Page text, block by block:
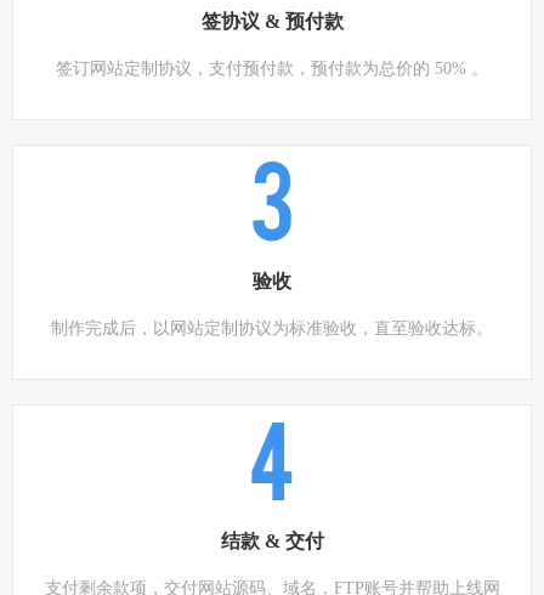
签协议 & 预付款
签订网站定制协议，支付预付款，预付款为总价的 50% 。
3
验收
制作完成后，以网站定制协议为标准验收，直至验收达标。
4
结款 & 交付
支付剩余款项，交付网站源码、域名，FTP账号并帮助上线网